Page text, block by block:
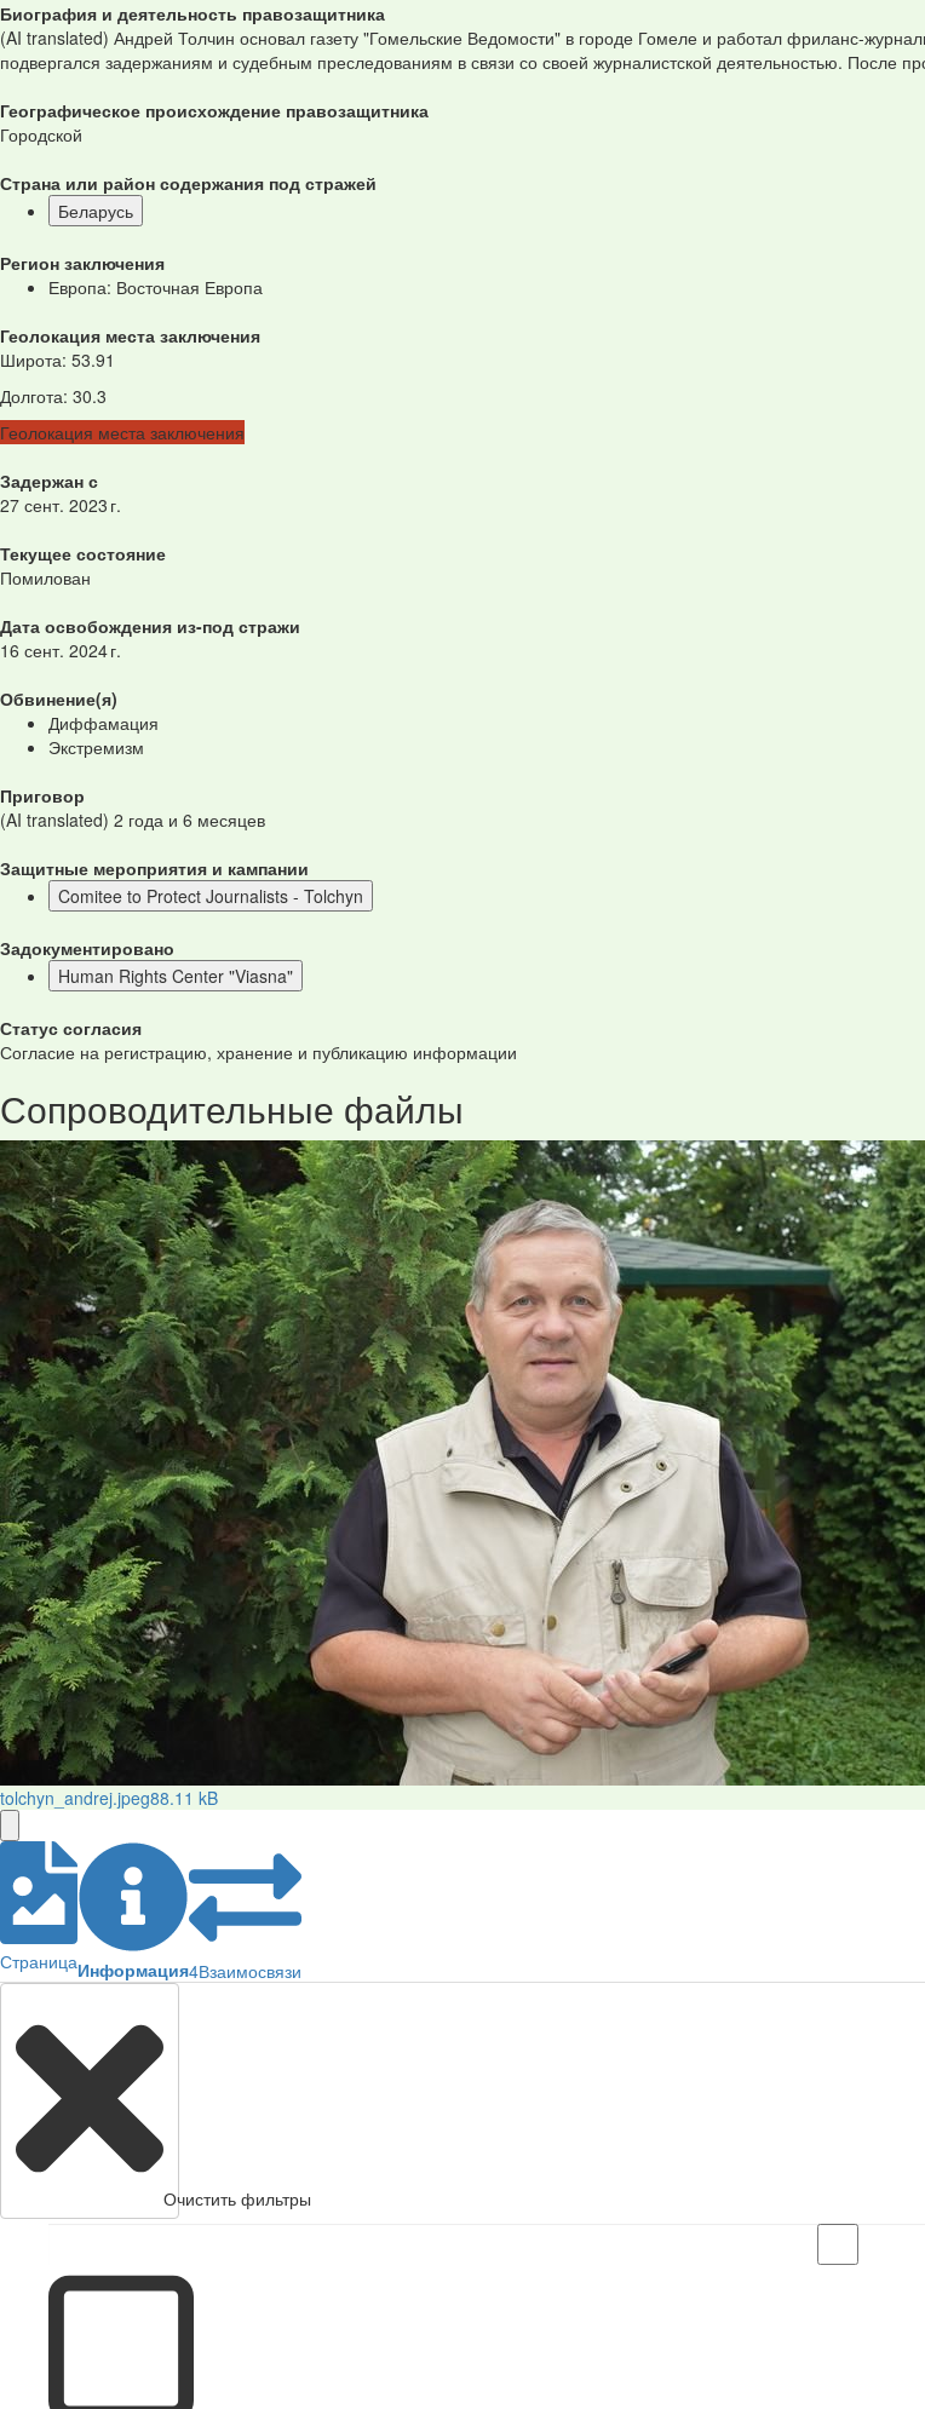
Биография и деятельность правозащитника
(AI translated) Андрей Толчин основал газету "Гомельские Ведомости" в городе Гомеле и работал фриланс-
подвергался задержаниям и судебным преследованиям в связи со своей журналистской деятельностью. После
Географическое происхождение правозащитника
Городской
Страна или район содержания под стражей
Беларусь
Регион заключения
Европа: Восточная Европа
Геолокация места заключения
Широта: 53.91
Долгота: 30.3
Геолокация места заключения
Задержан с
27 сент. 2023 г.
Текущее состояние
Помилован
Дата освобождения из-под стражи
16 сент. 2024 г.
Обвинение(я)
Диффамация
Экстремизм
Приговор
(AI translated) 2 года и 6 месяцев
Защитные мероприятия и кампании
Comitee to Protect Journalists - Tolchyn
Задокументировано
Human Rights Center "Viasna"
Статус согласия
Согласие на регистрацию, хранение и публикацию информации
Сопроводительные файлы
tolchyn_andrej.jpeg88.11 kB
СтраницаИнформация4Взаимосвязи
Очистить фильтры